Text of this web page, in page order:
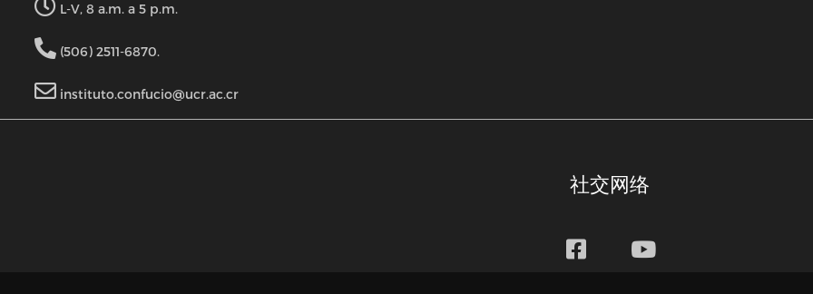
L-V, 8 a.m. a 5 p.m.
(506) 2511-6870.
instituto.confucio@ucr.ac.cr
社交网络